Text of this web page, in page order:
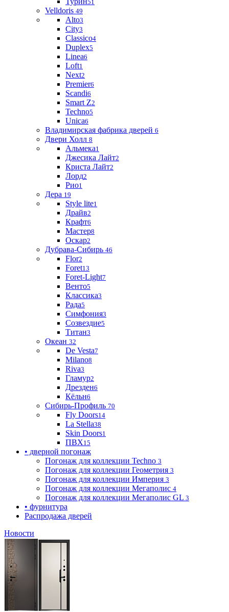
51
Velldoris 49
Alto3
City3
Classico4
Duplex5
Linea6
Loft1
Next2
Premier6
Scandi6
Smart Z2
Techno5
Unica6
Владимирская фабрика дверей 6
Двери Холл 8
Альмека1
Джесика Лайт2
Криста Лайт2
Лорд2
Рио1
Дера 19
Style lite1
Драйв2
Крафт6
Мастер8
Оскар2
Дубрава-Сибирь 46
Flor2
Foret13
Foret-Light7
Венто5
Классика3
Рада5
Симфония3
Созвездие5
Титан3
Океан 32
De Vesta7
Milano8
Riva3
Гламур2
Дрезден6
Кёльн6
Сибирь-Профиль 70
Fly Doors14
La Stella38
Skin Doors1
ПВХ15
• дверной погонаж
Погонаж для коллекции Techno 3
Погонаж для коллекции Геометрия 3
Погонаж для коллекции Империя 3
Погонаж для коллекции Мегаполис 4
Погонаж для коллекции Мегаполис GL 3
• фурнитура
Распродажа дверей
Новости